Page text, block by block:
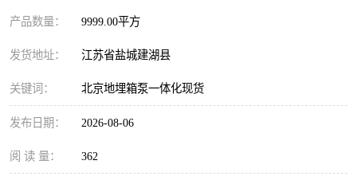
产品数量： 9999.00平方
发货地址： 江苏省盐城建湖县
关键词： 北京地埋箱泵一体化现货
发布日期： 2026-08-06
阅 读 量： 362